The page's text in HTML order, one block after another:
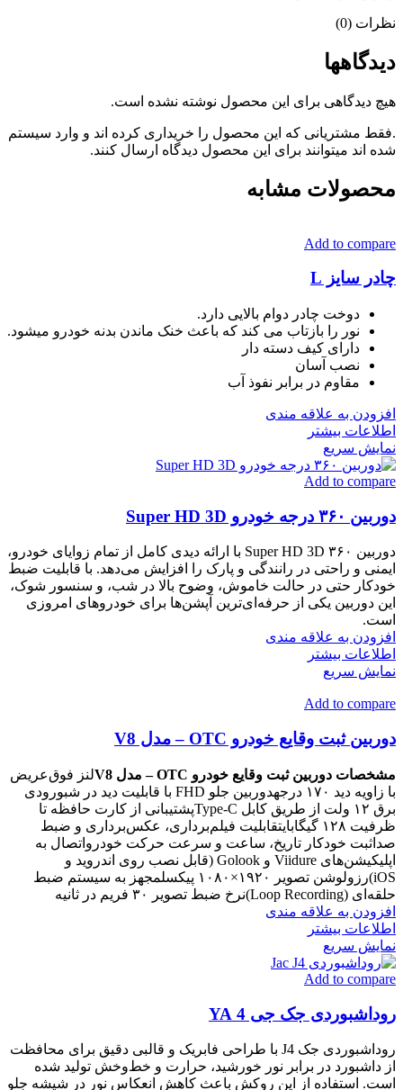
نظرات (0)
دیدگاهها
هیچ دیدگاهی برای این محصول نوشته نشده است.
.فقط مشتریانی که این محصول را خریداری کرده اند و وارد سیستم
شده اند میتوانند برای این محصول دیدگاه ارسال کنند.
محصولات مشابه
Add to compare
چادر سایز L
دوخت چادر دوام بالایی دارد.
نور را بازتاب می کند که باعث خنک ماندن بدنه خودرو میشود.
دارای کیف دسته دار
نصب آسان
مقاوم در برابر نفوذ آب
افزودن به علاقه مندی
اطلاعات بیشتر
نمایش سریع
Add to compare
دوربین ۳۶۰ درجه خودرو Super HD 3D
دوربین ۳۶۰ Super HD 3D با ارائه دیدی کامل از تمام زوایای خودرو،
ایمنی و راحتی در رانندگی و پارک را افزایش می‌دهد. با قابلیت ضبط
خودکار حتی در حالت خاموش، وضوح بالا در شب، و سنسور شوک،
این دوربین یکی از حرفه‌ای‌ترین آپشن‌ها برای خودروهای امروزی
است.
افزودن به علاقه مندی
اطلاعات بیشتر
نمایش سریع
Add to compare
دوربین ثبت وقایع خودرو OTC – مدل V8
مشخصات دوربین ثبت وقایع خودرو OTC – مدل V8
لنز فوق‌عریض
با زاویه دید ۱۷۰ درجهدوربین جلو FHD با قابلیت دید در شبورودی
برق ۱۲ ولت از طریق کابل Type-Cپشتیبانی از کارت حافظه تا
ظرفیت ۱۲۸ گیگابایتقابلیت فیلم‌برداری، عکس‌برداری و ضبط
صداثبت خودکار تاریخ، ساعت و سرعت حرکت خودرواتصال به
اپلیکیشن‌های Viidure و Golook (قابل نصب روی اندروید و
iOS)رزولوشن تصویر ۱۹۲۰×۱۰۸۰ پیکسلمجهز به سیستم ضبط
حلقه‌ای (Loop Recording)نرخ ضبط تصویر ۳۰ فریم در ثانیه
افزودن به علاقه مندی
اطلاعات بیشتر
نمایش سریع
Add to compare
روداشبوردی جک جی 4 YA
روداشبوردی جک J4 با طراحی فابریک و قالبی دقیق برای محافظت
از داشبورد در برابر نور خورشید، حرارت و خط‌و‌خش تولید شده
است. استفاده از این روکش باعث کاهش انعکاس نور در شیشه جلو